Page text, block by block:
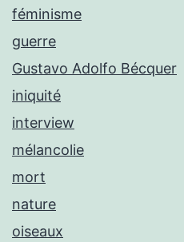
féminisme
guerre
Gustavo Adolfo Bécquer
iniquité
interview
mélancolie
mort
nature
oiseaux